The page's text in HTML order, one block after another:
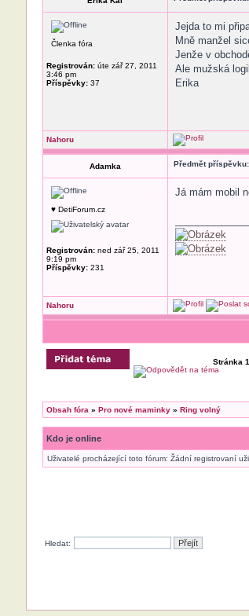
Členka fóra
Registrován:úte zář 27, 2011
3:46 pm
Příspěvky:37
Jejda to mi
Mně manžel
Jenže v
Ale mužská
Erika
Nahoru
Adamka Předmět příspěvku:
♥ DetiForum.cz
Registrován:ned zář 25, 2011
9:19 pm
Příspěvky:231
Já mám mobil
Nahoru
Stránka 1
Obsah fóra » Pro nové maminky» Ring volný
Kdo je online
Uživatelé procházející toto fórum: Žádní registrovaní
Hledat: